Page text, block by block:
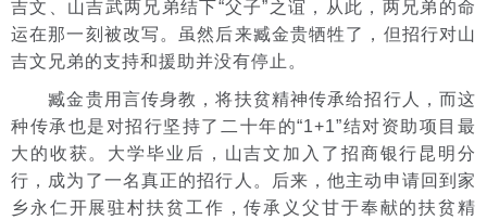
吉文、山吉武两兄弟结下“父子”之谊，从此，两兄弟的命
运在那一刻被改写。虽然后来臧金贵牺牲了，但招行对山
吉文兄弟的支持和援助并没有停止。
臧金贵用言传身教，将扶贫精神传承给招行人，而这
种传承也是对招行坚持了二十年的“1+1”结对资助项目最
大的收获。大学毕业后，山吉文加入了招商银行昆明分
行，成为了一名真正的招行人。后来，他主动申请回到家
乡永仁开展驻村扶贫工作，传承义父甘于奉献的扶贫精